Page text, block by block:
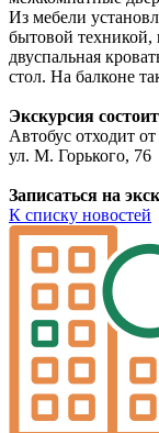
Из мебели
бытовой техникой,
двуспальная
стол. На балконе
Экскурсия
Автобус отходит
ул. М. Горького, 76
Записаться на
К списку новостей